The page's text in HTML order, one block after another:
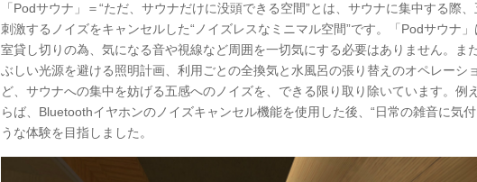
「Podサウナ」＝“ただ、サウナだけに没頭できる空間”とは、サウナに集中する際
刺激するノイズをキャンセルした“ノイズレスなミニマル空間”です。「Podサウナ」
室貸し切りの為、気になる音や視線など周囲を一切気にする必要はありません。ま
ぶしい光源を避ける照明計画、利用ごとの全換気と水風呂の張り替えのオペレーシ
ど、サウナへの集中を妨げる五感へのノイズを、できる限り取り除いています。例
らば、Bluetoothイヤホンのノイズキャンセル機能を使用した後、“日常の雑音に気付
うな体験を目指しました。